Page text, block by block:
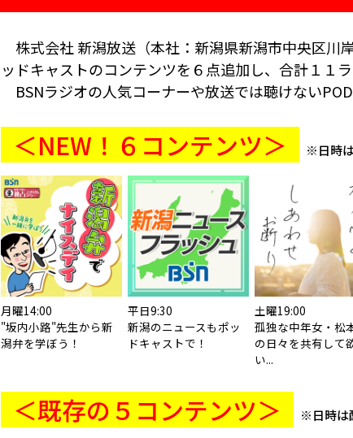
株式会社 新潟放送（本社：新潟県新潟市中央区
ッドキャストのコンテンツを６点追加し、合計１１ラ
BSNラジオの人気コーナーや放送では聴けない
＜NEW！６コンテンツ＞ ※日時
月曜14:00
"坂内小路"先生から新
潟弁を学ぼう！
平日9:30
新潟のニュースもポッ
ドキャストで！
土曜19:00
孤独な中年女・松
の日々を共有して
い...
＜既存の５コンテンツ＞ ※日時は